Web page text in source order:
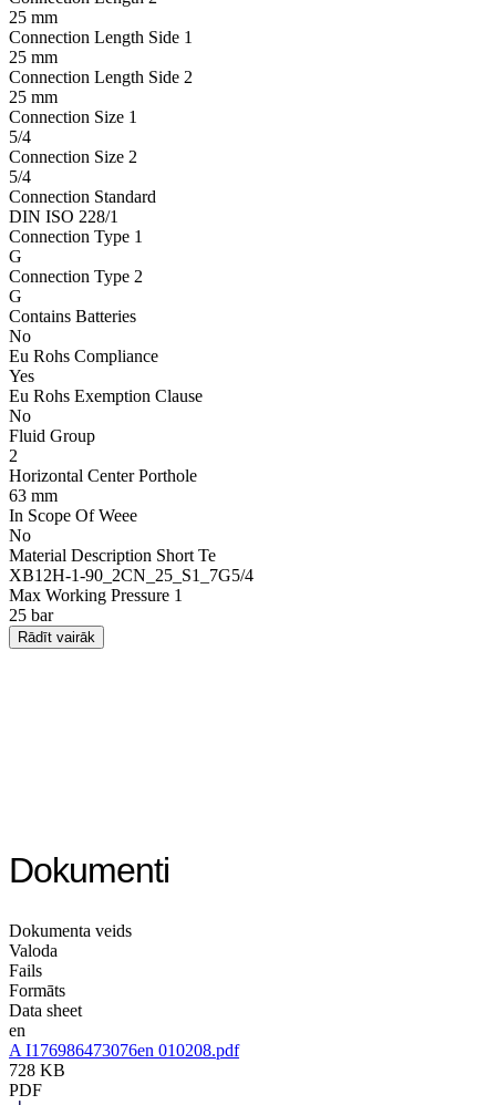
25 mm
Connection Length Side 1
25 mm
Connection Length Side 2
25 mm
Connection Size 1
5/4
Connection Size 2
5/4
Connection Standard
DIN ISO 228/1
Connection Type 1
G
Connection Type 2
G
Contains Batteries
No
Eu Rohs Compliance
Yes
Eu Rohs Exemption Clause
No
Fluid Group
2
Horizontal Center Porthole
63 mm
In Scope Of Weee
No
Material Description Short Te
XB12H-1-90_2CN_25_S1_7G5/4
Max Working Pressure 1
25 bar
Rādīt vairāk
Dokumenti
Dokumenta veids
Valoda
Fails
Formāts
Data sheet
en
A I176986473076en 010208.pdf
728 KB
PDF